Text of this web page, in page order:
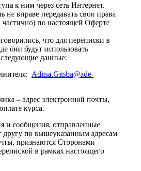
к ним через сеть Интернет.
не вправе передавать свои права
по настоящей Оферте
что для переписки в
они будут использовать
данные:
Aditsa.Gitsba@ade-
– адрес электронной почты,
курса.
и сообщения, отправленные
другу по вышеуказанным адресам
признаются Сторонами
в рамках настоящего